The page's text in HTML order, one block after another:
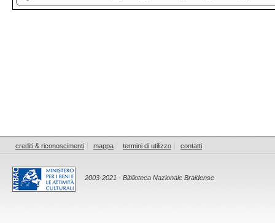
crediti & riconoscimenti mappa termini di utilizzo contatti
2003-2021 - Biblioteca Nazionale Braidense